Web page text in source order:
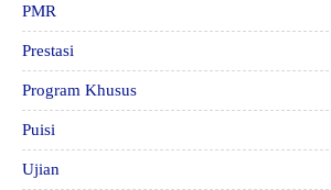
PMR
Prestasi
Program Khusus
Puisi
Ujian